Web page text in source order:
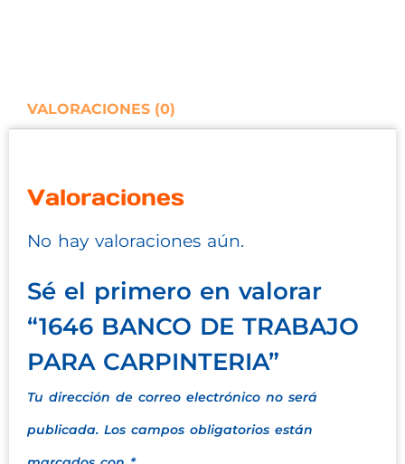
VALORACIONES (0)
Valoraciones
No hay valoraciones aún.
Sé el primero en valorar
“1646 BANCO DE TRABAJO
PARA CARPINTERIA”
Tu dirección de correo electrónico no será
publicada. Los campos obligatorios están